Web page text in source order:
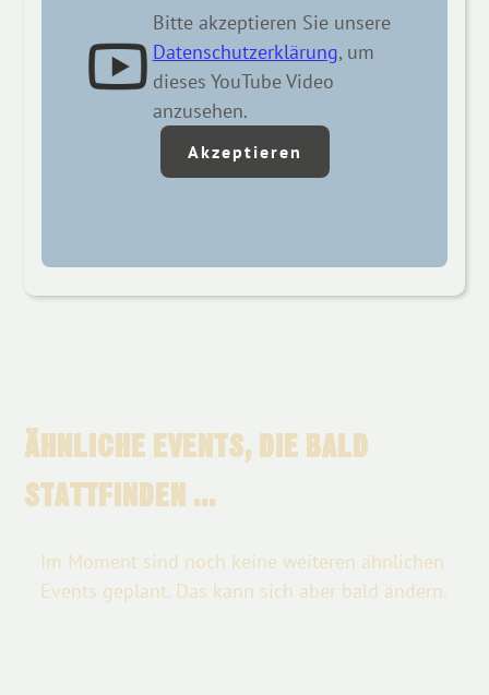
Bitte akzeptieren Sie unsere
Datenschutzerklärung, um
dieses YouTube Video
anzusehen.
Akzeptieren
ÄHNLICHE EVENTS, DIE BALD
STATTFINDEN ...
Im Moment sind noch keine weiteren ähnlichen
Events geplant. Das kann sich aber bald ändern.